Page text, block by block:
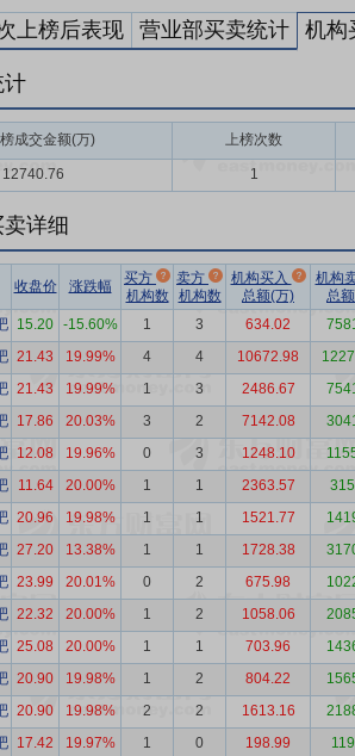
上榜后表现 营业部买卖统计 机构
计
成交金额(万) 上榜次数
12740.76 1
详细
收盘价 涨跌幅
买方
机构数
卖方
机构数
机构买入
总额(万)
机构
总
15.20 -15.60% 1 3 634.02
21.43 19.99% 4 4 10672.98
21.43 19.99% 1 3 2486.67
17.86 20.03% 3 2 7142.08
12.08 19.96% 0 3 1248.10
11.64 20.00% 1 1 2363.57
20.96 19.98% 1 1 1521.77
27.20 13.38% 1 1 1728.38
23.99 20.01% 0 2 675.98
22.32 20.00% 1 2 1058.06
25.08 20.00% 1 1 703.96
20.90 19.98% 1 2 804.22
20.90 19.98% 2 2 1613.16
17.42 19.97% 1 0 198.99